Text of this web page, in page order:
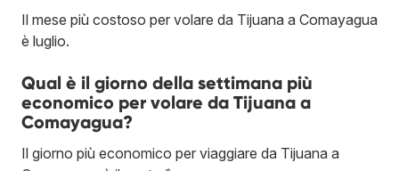
Il mese più costoso per volare da Tijuana a Comayagua
è luglio.
Qual è il giorno della settimana più
economico per volare da Tijuana a
Comayagua?
Il giorno più economico per viaggiare da Tijuana a